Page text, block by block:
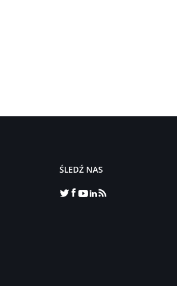
ŚLEDŹ NAS